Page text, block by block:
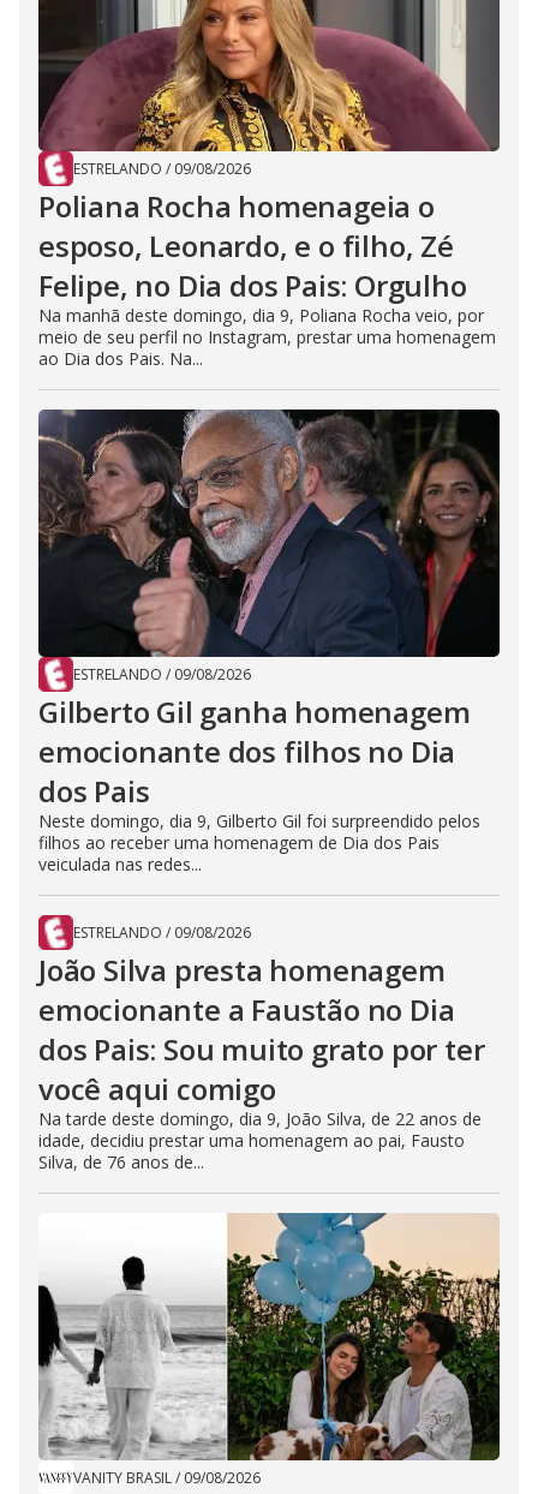
ESTRELANDO / 09/08/2026
Poliana Rocha homenageia o
esposo, Leonardo, e o filho, Zé
Felipe, no Dia dos Pais: Orgulho
Na manhã deste domingo, dia 9, Poliana Rocha veio, por
meio de seu perfil no Instagram, prestar uma homenagem
ao Dia dos Pais. Na...
ESTRELANDO / 09/08/2026
Gilberto Gil ganha homenagem
emocionante dos filhos no Dia
dos Pais
Neste domingo, dia 9, Gilberto Gil foi surpreendido pelos
filhos ao receber uma homenagem de Dia dos Pais
veiculada nas redes...
ESTRELANDO / 09/08/2026
João Silva presta homenagem
emocionante a Faustão no Dia
dos Pais: Sou muito grato por ter
você aqui comigo
Na tarde deste domingo, dia 9, João Silva, de 22 anos de
idade, decidiu prestar uma homenagem ao pai, Fausto
Silva, de 76 anos de...
VANITY BRASIL/ 09/08/2026